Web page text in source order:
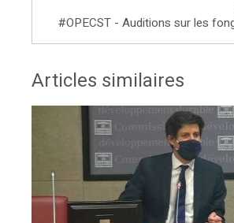
#OPECST - Auditions sur les
Articles similaires